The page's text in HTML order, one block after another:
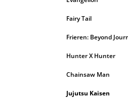
Fairy Tail
Frieren: Beyond
Hunter X Hunter
Chainsaw Man
Jujutsu Kaisen